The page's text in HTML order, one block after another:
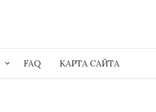
FAQ КАРТА САЙТА